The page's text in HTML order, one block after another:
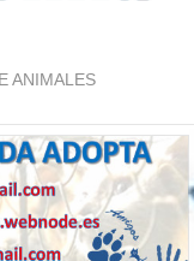
ANIMALES